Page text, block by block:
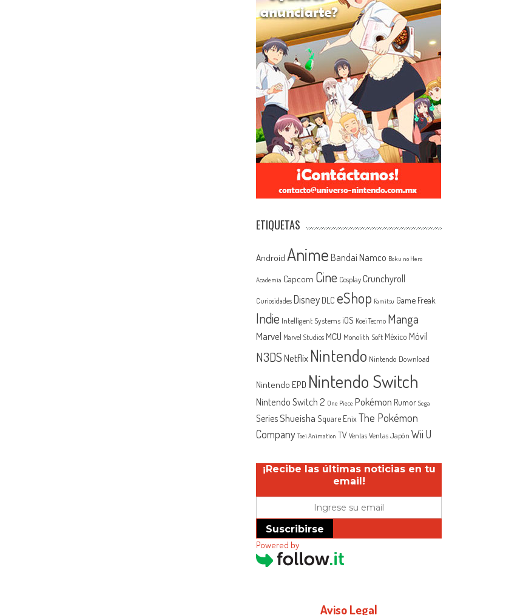
ETIQUETAS
Android Anime Bandai Namco Boku no Hero
Academia Capcom Cine Cosplay Crunchyroll
Curiosidades Disney DLC eShop Famitsu Game Freak
Indie Intelligent Systems iOS Koei Tecmo Manga
Marvel Marvel Studios MCU Monolith Soft México Móvil
N3DSNetflix Nintendo Nintendo Download
Nintendo EPD Nintendo Switch
Nintendo Switch 2 One Piece Pokémon Rumor Sega
SeriesShueisha Square EnixThe Pokémon
Company Toei Animation TV Ventas Ventas Japón Wii U
¡Recibe las últimas noticias en tu
email!
Suscribirse
Powered by
Aviso Legal